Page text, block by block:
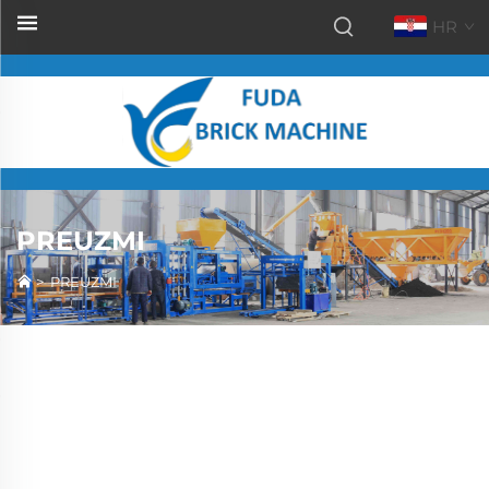
HR
PREUZMI
>PREUZMI